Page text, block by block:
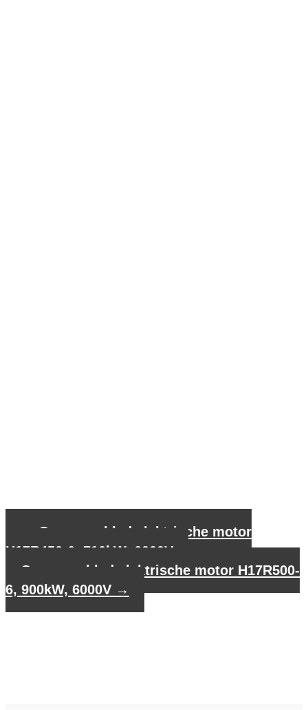
Gegevensblad elektrische motor
H17R450-6, 710kW, 6000V
Gegevensblad elektrische motor H17R500-
6, 900kW, 6000V →